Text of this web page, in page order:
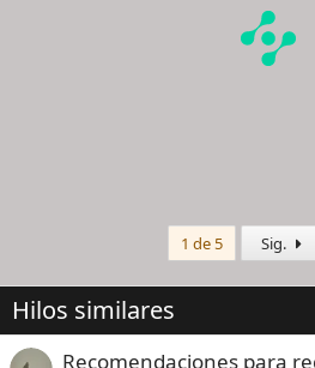
1 de 5 Sig.
Hilos similares
Recomendaciones para